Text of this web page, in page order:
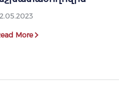
More